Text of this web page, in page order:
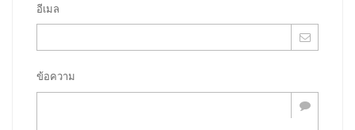
อีเมล
ข้อความ